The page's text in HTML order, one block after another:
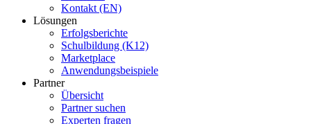
Kontakt (EN)
Lösungen
Erfolgsberichte
Schulbildung (K12)
Marketplace
Anwendungsbeispiele
Partner
Übersicht
Partner suchen
Experten fragen